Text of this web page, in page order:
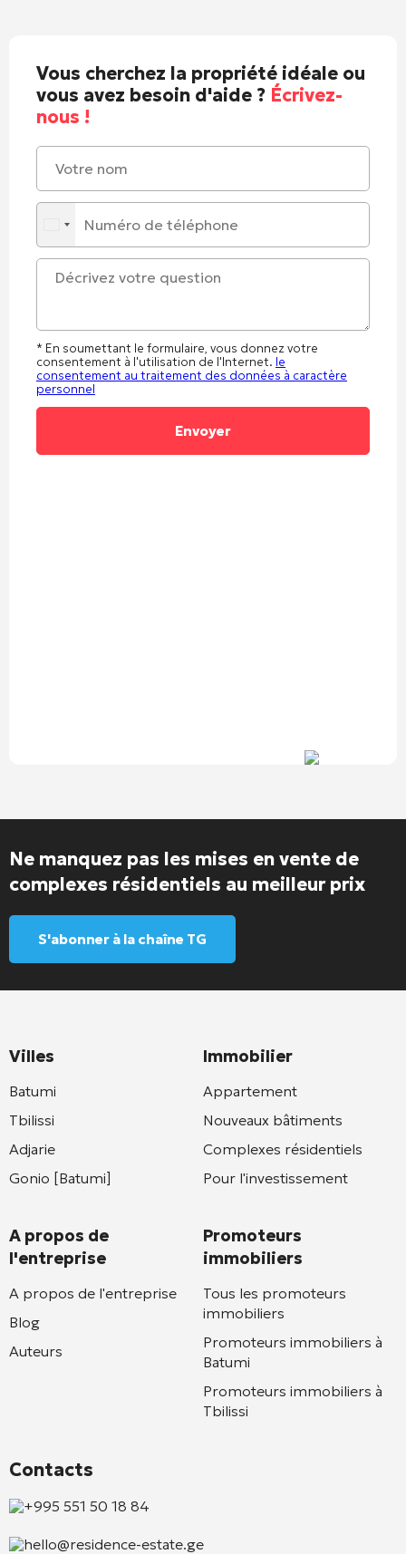
Vous cherchez la propriété idéale ou
vous avez besoin d'aide ? Écrivez-
nous !
* En soumettant le formulaire, vous donnez votre
consentement à l'utilisation de l'Internet. le
consentement au traitement des données à caractère
personnel
Ne manquez pas les mises en vente de
complexes résidentiels au meilleur prix
S'abonner à la chaîne TG
Villes
Batumi
Tbilissi
Adjarie
Gonio [Batumi]
A propos de
l'entreprise
A propos de l'entreprise
Blog
Auteurs
Immobilier
Appartement
Nouveaux bâtiments
Complexes résidentiels
Pour l'investissement
Promoteurs
immobiliers
Tous les promoteurs
immobiliers
Promoteurs immobiliers à
Batumi
Promoteurs immobiliers à
Tbilissi
Contacts
+995 551 50 18 84
hello@residence-estate.ge